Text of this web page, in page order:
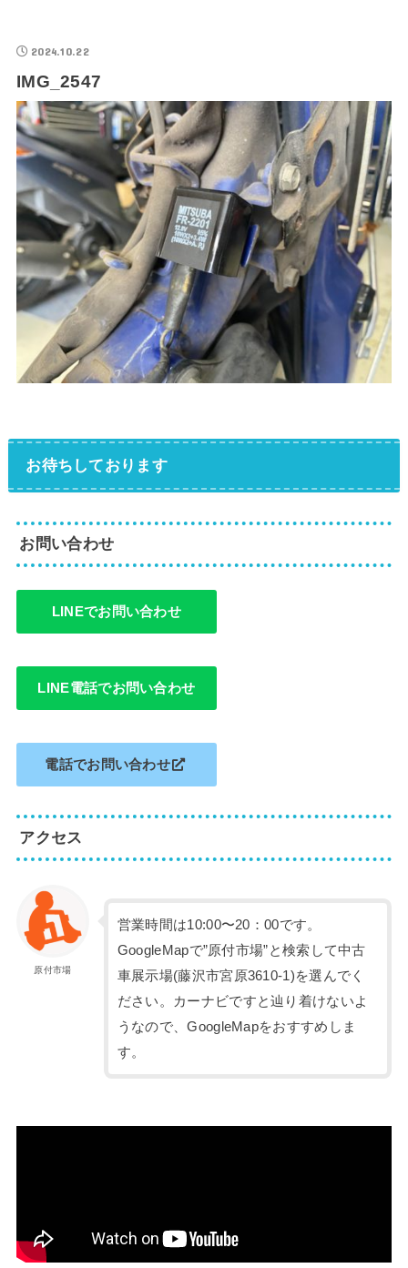
2024.10.22
IMG_2547
お待ちしております
お問い合わせ
LINEでお問い合わせ
LINE電話でお問い合わせ
電話でお問い合わせ
アクセス
原付市場
営業時間は10:00〜20：00です。
GoogleMapで”原付市場”と検索して中古
車展示場(藤沢市宮原3610-1)を選んでく
ださい。カーナビですと辿り着けないよ
うなので、GoogleMapをおすすめしま
す。